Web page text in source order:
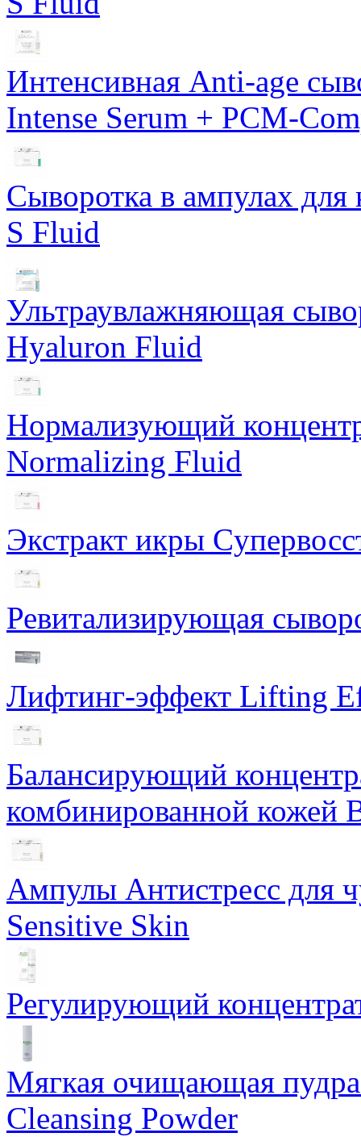
Интенсивная Anti-age
Intense Serum + PCM-
Сыворотка в ампулах для
S Fluid
Ультраувлажняющая
Hyaluron Fluid
Нормализующий
Normalizing Fluid
Экстракт икры
Ревитализирующая
Лифтинг-эффект Lifting
Балансирующий
комбинированной кожей
Ампулы Антистресс для
Sensitive Skin
Регулирующий
Мягкая очищающая
Cleansing Powder